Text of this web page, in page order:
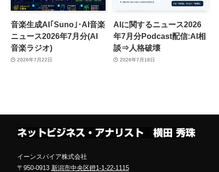
音楽生成AI｢Suno｣･AI音楽
ニュース2026年7月分(AI
音楽ラジオ)
2026年7月22日
AIに関するニュース2026
年7月分Podcast配信:AI相
談⇒人格破壊
2026年7月18日
イーンスパイア株式会社
〒950-0913 新潟市中央区鐙1-1-22-1115